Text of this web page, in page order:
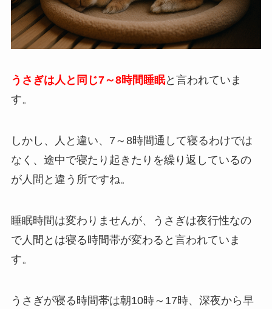
うさぎは人と同じ7～8時間睡眠と言われていま
す。
しかし、人と違い、7～8時間通して寝るわけでは
なく、途中で寝たり起きたりを繰り返しているの
が人間と違う所ですね。
睡眠時間は変わりませんが、うさぎは夜行性なの
で人間とは寝る時間帯が変わると言われていま
す。
うさぎが寝る時間帯は朝10時～17時、深夜から早